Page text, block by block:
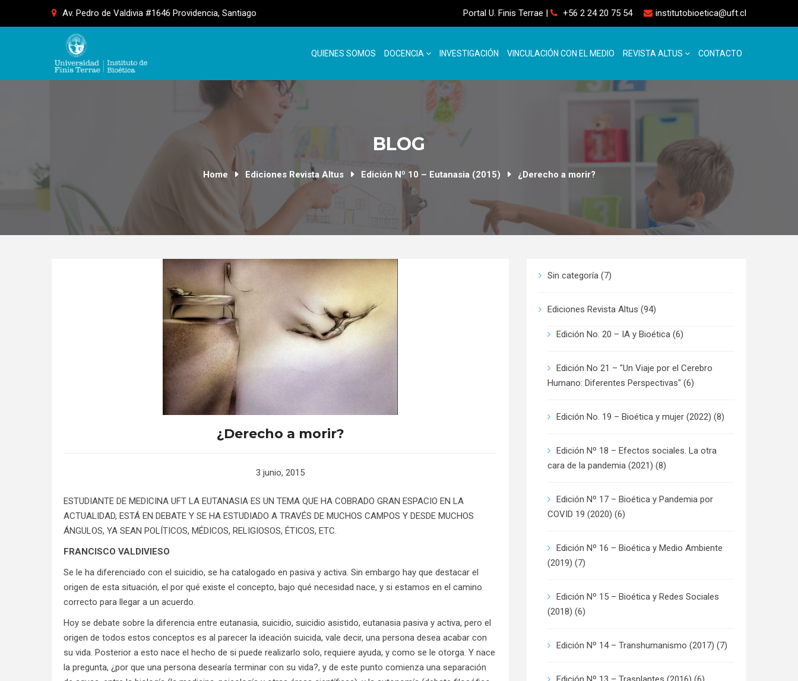
Av. Pedro de Valdivia #1646 Providencia, Santiago Portal U. Finis Terrae | +56 2 24 20 75 54 institutobioetica@uft.cl
QUIENES SOMOS DOCENCIA INVESTIGACIÓN VINCULACIÓN CON EL MEDIO REVISTA ALTUS CONTACTO
BLOG
Home Ediciones Revista Altus Edición Nº 10 – Eutanasia (2015) ¿Derecho a morir?
¿Derecho a morir?
3 junio, 2015
ESTUDIANTE DE MEDICINA UFT LA EUTANASIA ES UN TEMA QUE HA COBRADO GRAN ESPACIO EN LA
ACTUALIDAD, ESTÁ EN DEBATE Y SE HA ESTUDIADO A TRAVÉS DE MUCHOS CAMPOS Y DESDE MUCHOS
ÁNGULOS, YA SEAN POLÍTICOS, MÉDICOS, RELIGIOSOS, ÉTICOS, ETC.
FRANCISCO VALDIVIESO
Se le ha diferenciado con el suicidio, se ha catalogado en pasiva y activa. Sin embargo hay que destacar el
origen de esta situación, el por qué existe el concepto, bajo qué necesidad nace, y si estamos en el camino
correcto para llegar a un acuerdo.
Hoy se debate sobre la diferencia entre eutanasia, suicidio, suicidio asistido, eutanasia pasiva y activa, pero el
origen de todos estos conceptos es al parecer la ideación suicida, vale decir, una persona desea acabar con
su vida. Posterior a esto nace el hecho de si puede realizarlo solo, requiere ayuda, y como se le otorga. Y nace
la pregunta, ¿por que una persona desearía terminar con su vida?, y de este punto comienza una separación
Sin categoría (7)
Ediciones Revista Altus (94)
Edición No. 20 – IA y Bioética (6)
Edición No 21 – "Un Viaje por el Cerebro
Humano: Diferentes Perspectivas" (6)
Edición No. 19 – Bioética y mujer (2022) (8)
Edición Nº 18 – Efectos sociales. La otra
cara de la pandemia (2021) (8)
Edición Nº 17 – Bioética y Pandemia por
COVID 19 (2020) (6)
Edición Nº 16 – Bioética y Medio Ambiente
(2019) (7)
Edición Nº 15 – Bioética y Redes Sociales
(2018) (6)
Edición Nº 14 – Transhumanismo (2017) (7)